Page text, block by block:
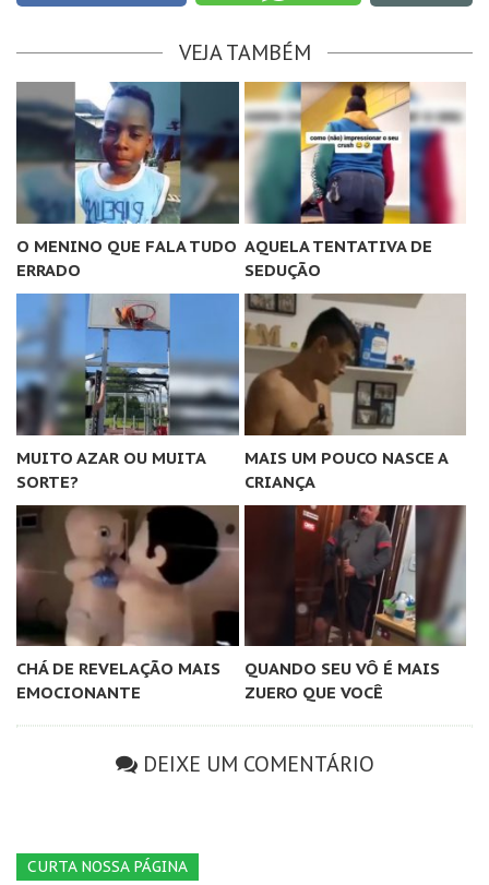
VEJA TAMBÉM
O MENINO QUE FALA TUDO
ERRADO
AQUELA TENTATIVA DE
SEDUÇÃO
MUITO AZAR OU MUITA
SORTE?
MAIS UM POUCO NASCE A
CRIANÇA
CHÁ DE REVELAÇÃO MAIS
EMOCIONANTE
QUANDO SEU VÔ É MAIS
ZUERO QUE VOCÊ
DEIXE UM COMENTÁRIO
CURTA NOSSA PÁGINA